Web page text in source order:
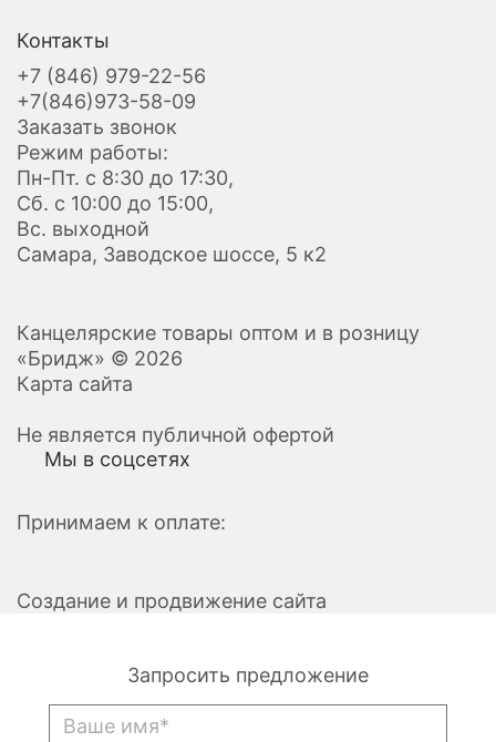
Контакты
+7 (846) 979-22-56
+7(846)973-58-09
Заказать звонок
Режим работы:
Пн-Пт. с 8:30 до 17:30,
Сб. с 10:00 до 15:00,
Вс. выходной
Самара, Заводское шоссе, 5 к2
Канцелярские товары оптом и в розницу
«Бридж» © 2026
Карта сайта
Не является публичной офертой
Мы в соцсетях
Принимаем к оплате:
Создание и продвижение сайта
Запросить предложение